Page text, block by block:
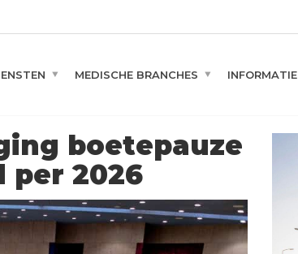
MEDISCHE BRANCHES INFORMATIE
boetepauze
2026